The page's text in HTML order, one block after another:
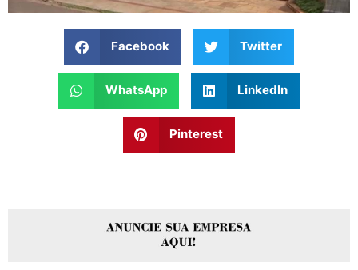
Facebook Twitter
WhatsApp LinkedIn
Pinterest